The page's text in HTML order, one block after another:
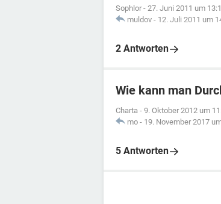
Sophlor - 27. Juni 2011 um
muldov - 12. Juli 2011 um
2 Antworten
Wie kann man
Charta - 9. Oktober 2012 um
mo - 19. November 2017
5 Antworten